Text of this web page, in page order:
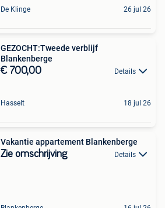
De Klinge 26 jul 26
GEZOCHT:Tweede verblijf
Blankenberge
€ 700,00 Details
Hasselt 18 jul 26
Vakantie appartement Blankenberge
Zie omschrijving Details